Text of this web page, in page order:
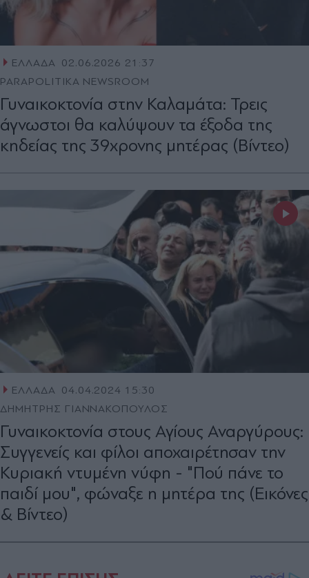
ΕΛΛΑΔΑ 02.06.2026 21:37
PARAPOLITIKA NEWSROOM
Γυναικοκτονία στην Καλαμάτα: Τρεις
άγνωστοι θα καλύψουν τα έξοδα της
κηδείας της 39χρονης μητέρας (Βίντεο)
ΕΛΛΑΔΑ 04.04.2024 15:30
ΔΗΜΗΤΡΗΣ ΓΙΑΝΝΑΚΟΠΟΥΛΟΣ
Γυναικοκτονία στους Αγίους Αναργύρους:
Συγγενείς και φίλοι αποχαιρέτησαν την
Κυριακή ντυμένη νύφη - "Πού πάνε το
παιδί μου", φώναξε η μητέρα της (Εικόνες
& Βίντεο)